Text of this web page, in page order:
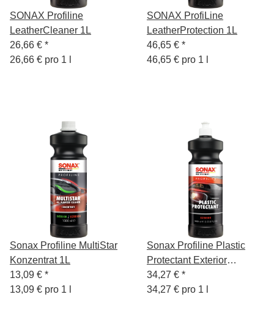
SONAX Profiline
LeatherCleaner 1L
26,66 € *
26,66 € pro 1 l
SONAX ProfiLine
LeatherProtection 1L
46,65 € *
46,65 € pro 1 l
Sonax Profiline MultiStar
Konzentrat 1L
13,09 € *
13,09 € pro 1 l
Sonax Profiline Plastic
Protectant Exterior
Kunststoffversiegelung 1L
34,27 € *
34,27 € pro 1 l